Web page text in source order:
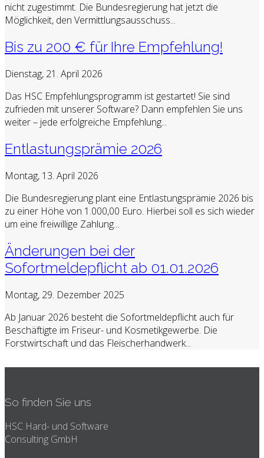
nicht zugestimmt. Die Bundesregierung hat jetzt die
Möglichkeit, den Vermittlungsausschuss...
Bis zu 200 € für Ihre Empfehlung!
Dienstag, 21. April 2026
Das HSC Empfehlungsprogramm ist gestartet! Sie sind
zufrieden mit unserer Software? Dann empfehlen Sie uns
weiter – jede erfolgreiche Empfehlung...
Entlastungsprämie 2026
Montag, 13. April 2026
Die Bundesregierung plant eine Entlastungsprämie 2026 bis
zu einer Höhe von 1.000,00 Euro. Hierbei soll es sich wieder
um eine freiwillige Zahlung...
Änderungen bei der
Sofortmeldepflicht ab 01.01.2026
Montag, 29. Dezember 2025
Ab Januar 2026 besteht die Sofortmeldepflicht auch für
Beschäftigte im Friseur- und Kosmetikgewerbe. Die
Forstwirtschaft und das Fleischerhandwerk...
So finden Sie uns
HSC Hard- und Software
Consulting GmbH